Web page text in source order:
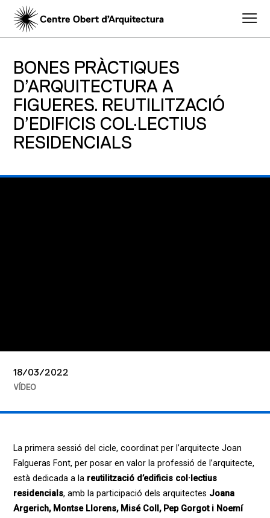
BONES PRÀCTIQUES
D’ARQUITECTURA A
FIGUERES. REUTILITZACIÓ
D’EDIFICIS COL·LECTIUS
RESIDENCIALS
18/03/2022
VÍDEO
La primera sessió del cicle, coordinat per l’arquitecte Joan
Falgueras Font, per posar en valor la professió de l’arquitecte,
està dedicada a la reutilització d’edificis col·lectius
residencials, amb la participació dels arquitectes Joana
Argerich, Montse Llorens, Misé Coll, Pep Gorgot i Noemí